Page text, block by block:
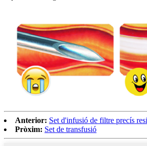
Anterior: Set d'infusió de filtre precís
Pròxim: Set de transfusió